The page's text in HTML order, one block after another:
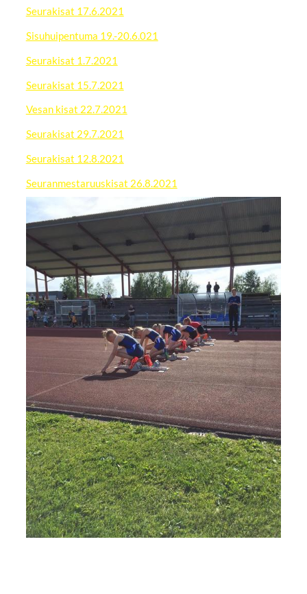
Seurakisat 17.6.2021
Sisuhuipentuma 19.-20.6.021
Seurakisat 1.7.2021
Seurakisat 15.7.2021
Vesan kisat 22.7.2021
Seurakisat 29.7.2021
Seurakisat 12.8.2021
Seuranmestaruuskisat 26.8.2021